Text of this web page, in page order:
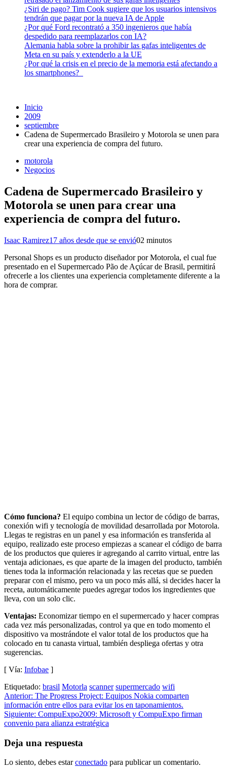
¿Siri de pago? Tim Cook sugiere que los usuarios intensivos
tendrán que pagar por la nueva IA de Apple
¿Por qué Ford recontrató a 350 ingenieros que había
despedido para reemplazarlos con IA?
Alemania habla sobre la prohibir las gafas inteligentes de
Meta en su país y extenderlo a la UE
¿Por qué la crisis en el precio de la memoria está afectando a
los smartphones?
Inicio
2009
septiembre
Cadena de Supermercado Brasileiro y Motorola se unen para
crear una experiencia de compra del futuro.
motorola
Negocios
Cadena de Supermercado Brasileiro y
Motorola se unen para crear una
experiencia de compra del futuro.
Isaac Ramirez17 años desde que se envió02 minutos
Personal Shops es un producto diseñador por Motorola, el cual fue
presentado en el Supermercado Pão de Açúcar de Brasil, permitirá
ofrecerle a los clientes una experiencia completamente diferente a la
hora de comprar.
Cómo funciona? El equipo combina un lector de código de barras,
conexión wifi y tecnología de movilidad desarrollada por Motorola.
Llegas te registras en un panel y esa información es transferida al
equipo, realizado este proceso empiezas a scanear el código de barra
de los productos que quieres ir agregando al carrito virtual, entre las
ventaja adicionaes, es que aparte de la imagen del producto, también
tienes toda la información relacionada y las recetas que se pueden
preparar con el mismo, pero va un poco más allá, si decides hacer la
receta, automáticamente puedes agregar todos los ingredientes que
lleva, con un solo clic.
Ventajas: Economizar tiempo en el supermercado y hacer compras
cada vez más personalizadas, control ya que en todo momento el
dispositivo va mostrándote el valor total de los productos que ha
colocado en tu canasta virtual, también despliega ofertas y otra
sugerencias.
[ Vía: Infobae ]
Etiquetado: brasil Motorla scanner supermercado wifi
Navegación
de
entradas
Anterior: The Progress Project: Equipos Nokia comparten
información entre ellos para evitar los en taponamientos.
Siguiente: CompuExpo2009: Microsoft y CompuExpo firman
convenio para alianza estratégica
Deja una respuesta
Lo siento, debes estarconectado para publicar un comentario.